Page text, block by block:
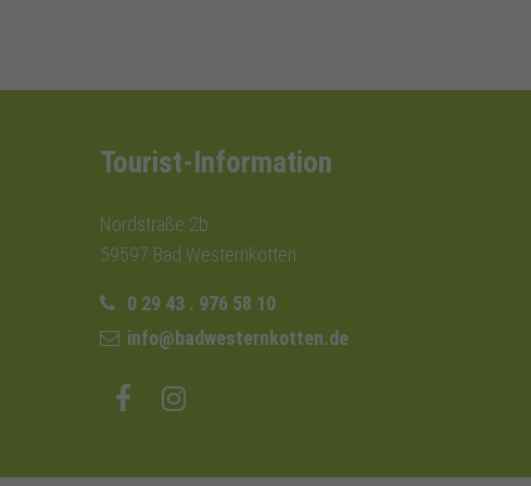
Tourist-Information
Nordstraße 2b
59597 Bad Westernkotten
0 29 43 . 976 58 10
info@badwesternkotten.de